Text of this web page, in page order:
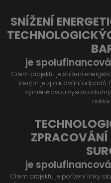
SNÍŽENÍ
je
Cílem projektu je snížení
kterým je zpracování odpadů.
výměně dvou
ZPRACOVÁNÍ
je
Cílem projektu je pořízení linky